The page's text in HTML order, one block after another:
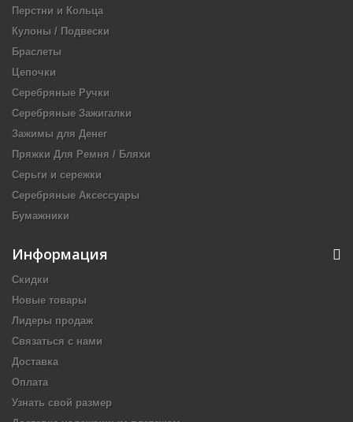
Перстни и Кольца
Кулоны / Подвески
Браслеты
Цепочки
Серебряные Ручки
Серебряные Зажигалки
Зажимы для Денег
Пряжки Для Ремня / Бляхи
Серьги и сережки
Серебряные Аксессуары
Бумажники
Информация
Скидки
Новые товары
Лидеры продаж
Связаться с нами
Доставка
Оплата
Узнать свой размер